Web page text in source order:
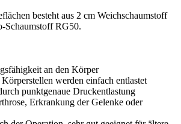
besteht aus 2 cm Weichschaumstoff
Schaumstoff RG50.
an den Körper
werden einfach entlastet
punktgenaue Druckentlastung
Erkrankung der Gelenke oder